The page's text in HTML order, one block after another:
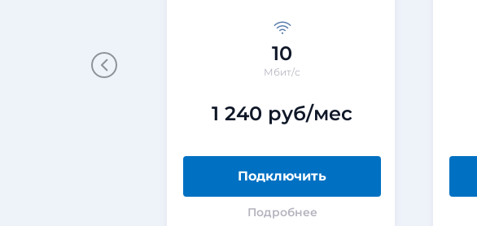
10
Мбит/с
1 240 руб/мес
Подключить
Подробнее